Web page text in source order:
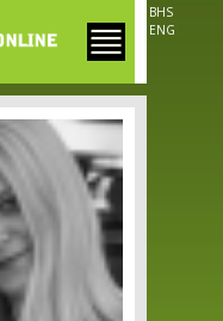
BHS
ENG